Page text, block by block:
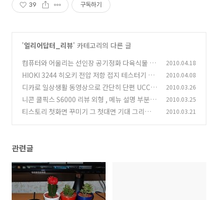
39 구독하기
'얼리어답터_리뷰' 카테고리의 다른 글
컴퓨터와 어울리는 선인장 공기정화 다육식물 3
세트 (15)
2010.04.18
HIOKI 3244 히오키 전압 저항 접지 테스터기 추
천
(16)
2010.04.08
디카로 일상생활 동영상으로 간단히 단편 UCC
만들어보기
(54)
2010.03.26
니콘 쿨픽스 S6000 리뷰 외형 , 메뉴 설명 부분
(2
9)
2010.03.25
티스토리 첫화면 꾸미기 그 첫대면 기대 그리고
2010.03.21
관련글